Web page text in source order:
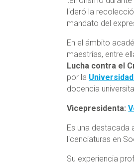
lideró la
mandato del
En el ámbito
maestrías, entre
Lucha contra el
por la
docencia
Vicepresidenta:
Es una destacada
licenciaturas en
Su experiencia